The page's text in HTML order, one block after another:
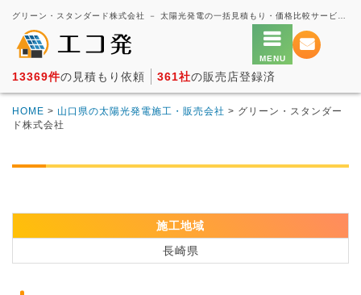
13369件の見積もり依頼 361社の販売店登録済
HOME > 山口県の太陽光発電施工・販売会社 > グリーン・スタンダー
ド株式会社
施工地域
長崎県